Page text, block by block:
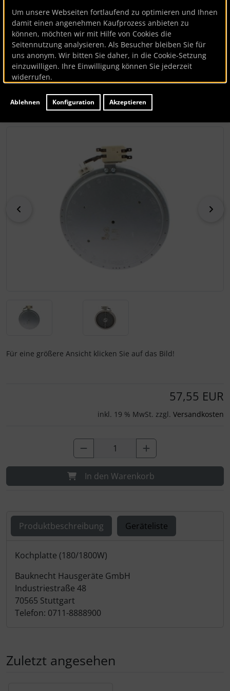
Kochplatte (180/1800W)
Bauknecht
Kochplatte (180/1800W)
Artikelnummer BK125425
Hersteller:Bauknecht
Lieferzeit: ca. 7 Werktage
Für eine größere Ansicht klicken Sie auf das Bild!
57,55 EUR
inkl. 19 % MwSt. zzgl. Versandkosten
In den Warenkorb
Produktbeschreibung Geräteliste
Produktbeschreibung
Kochplatte (180/1800W)
Bauknecht Hausgeräte GmbH
Industriestraße 48
70565 Stuttgart
Telefon: 0711-8888900
Zuletzt angesehen
Um unsere Webseiten fortlaufend zu optimieren und Ihnen
damit einen angenehmen Kaufprozess anbieten zu
können, möchten wir mit Hilfe von Cookies die
Seitennutzung analysieren. Als Besucher bleiben Sie für
uns anonym. Wir bitten Sie daher, in die Cookie-Setzung
einzuwilligen. Ihre Einwilligung können Sie jederzeit
widerrufen.
Akzeptieren
Ablehnen Konfiguration